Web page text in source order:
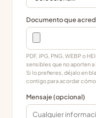
Documento que
PDF, JPG, PNG, WEBP o
sensibles que no aporten a
Si lo prefieres, déjalo en
contigo para acordar cómo
Mensaje (opcional)